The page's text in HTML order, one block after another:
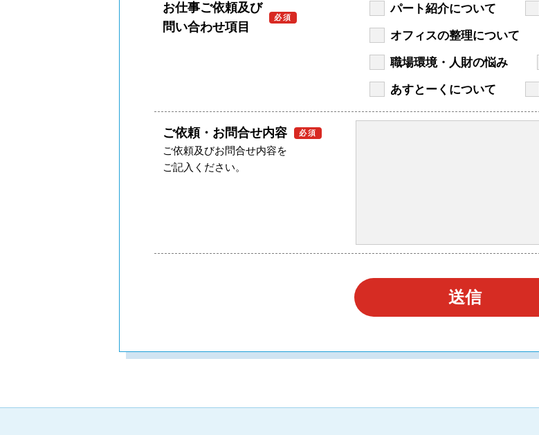
お仕事ご依頼及び
問い合わせ項⽬
必須
パート紹介について
オフィスの整理について
職場環境・⼈財の悩み
あすとーくについて
ご依頼・お問合せ内容 必須
ご依頼及びお問合せ内容を
ご記⼊ください。